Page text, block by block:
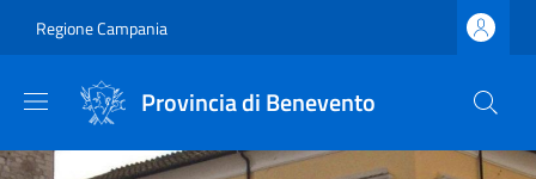
Regione Campania
Provincia di Benevento